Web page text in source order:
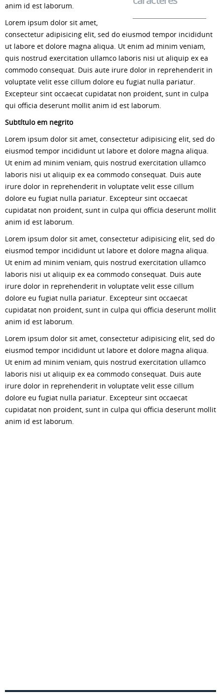
anim id est laborum.
Lorem ipsum dolor sit amet,
consectetur adipisicing elit, sed do eiusmod tempor incididunt
ut labore et dolore magna aliqua. Ut enim ad minim veniam,
quis nostrud exercitation ullamco laboris nisi ut aliquip ex ea
commodo consequat. Duis aute irure dolor in reprehenderit in
voluptate velit esse cillum dolore eu fugiat nulla pariatur.
Excepteur sint occaecat cupidatat non proident, sunt in culpa
qui officia deserunt mollit anim id est laborum.
Subtítulo em negrito
Lorem ipsum dolor sit amet, consectetur adipisicing elit, sed do
eiusmod tempor incididunt ut labore et dolore magna aliqua.
Ut enim ad minim veniam, quis nostrud exercitation ullamco
laboris nisi ut aliquip ex ea commodo consequat. Duis aute
irure dolor in reprehenderit in voluptate velit esse cillum
dolore eu fugiat nulla pariatur. Excepteur sint occaecat
cupidatat non proident, sunt in culpa qui officia deserunt mollit
anim id est laborum.
Lorem ipsum dolor sit amet, consectetur adipisicing elit, sed do
eiusmod tempor incididunt ut labore et dolore magna aliqua.
Ut enim ad minim veniam, quis nostrud exercitation ullamco
laboris nisi ut aliquip ex ea commodo consequat. Duis aute
irure dolor in reprehenderit in voluptate velit esse cillum
dolore eu fugiat nulla pariatur. Excepteur sint occaecat
cupidatat non proident, sunt in culpa qui officia deserunt mollit
anim id est laborum.
Lorem ipsum dolor sit amet, consectetur adipisicing elit, sed do
eiusmod tempor incididunt ut labore et dolore magna aliqua.
Ut enim ad minim veniam, quis nostrud exercitation ullamco
laboris nisi ut aliquip ex ea commodo consequat. Duis aute
irure dolor in reprehenderit in voluptate velit esse cillum
dolore eu fugiat nulla pariatur. Excepteur sint occaecat
cupidatat non proident, sunt in culpa qui officia deserunt mollit
anim id est laborum.